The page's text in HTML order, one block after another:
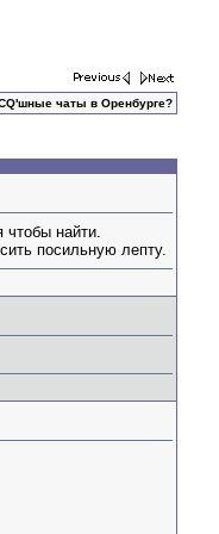
чаты в Оренбурге?
чтобы найти.
посильную лепту.